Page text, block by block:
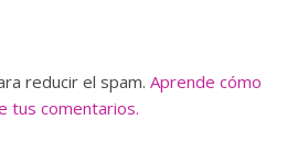
reducir el spam. Aprende cómo
tus comentarios.